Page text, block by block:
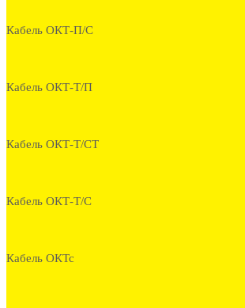
Кабель ОКТ-П/С
Кабель ОКТ-Т/П
Кабель ОКТ-Т/СТ
Кабель ОКТ-Т/С
Кабель ОКТс